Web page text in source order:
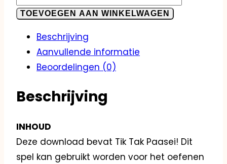
TOEVOEGEN AAN WINKELWAGEN
Beschrijving
Aanvullende informatie
Beoordelingen (0)
Beschrijving
INHOUD
Deze download bevat Tik Tak Paasei! Dit
spel kan gebruikt worden voor het oefenen